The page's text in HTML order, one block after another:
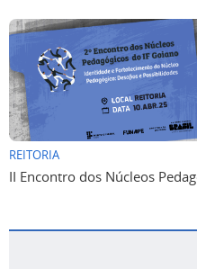
REITORIA
II Encontro dos Núcleos